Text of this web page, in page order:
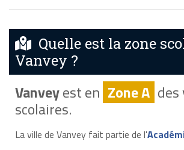
Quelle est la zone
Vanvey ?
Vanveyest en Zone A des
scolaires.
La ville de Vanvey fait partie de l'